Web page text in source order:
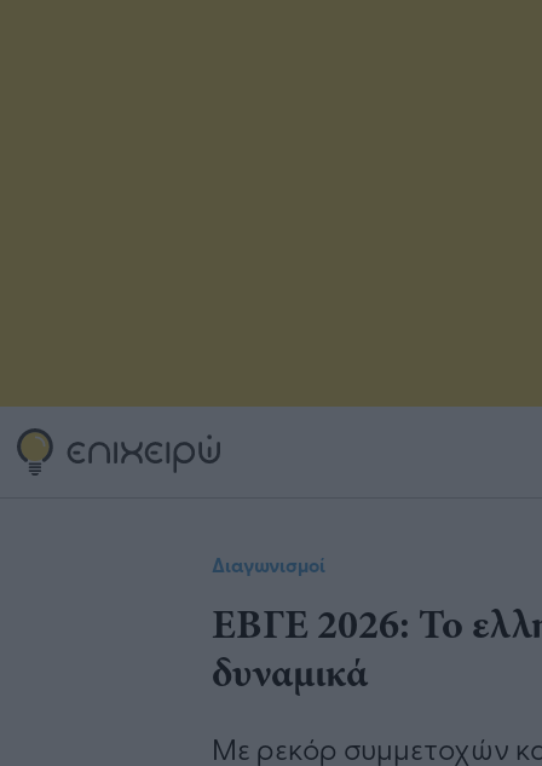
Διαγωνισμοί
ΕΒΓΕ 2026: Το
δυναμικά
Με ρεκόρ συμμετοχών